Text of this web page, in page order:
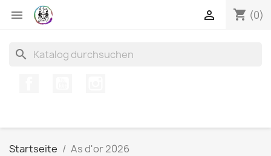
 shopping_cart (0)

search
Startseite As d'or 2026